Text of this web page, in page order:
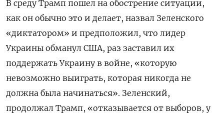
В среду Трамп пошел на обострение ситуации,
как он обычно это и делает, назвал Зеленского
«диктатором» и предположил, что лидер
Украины обманул США, раз заставил их
поддержать Украину в войне, «которую
невозможно выиграть, которая никогда не
должна была начинаться». Зеленский,
продолжал Трамп, «отказывается от выборов, у